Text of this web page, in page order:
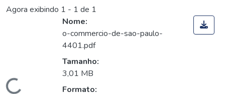
Agora exibindo 1 - 1 de 1
Nome:
o-commercio-de-sao-paulo-
4401.pdf
Tamanho:
3,01 MB
Formato: